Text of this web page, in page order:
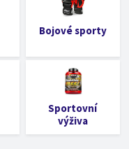
Bojové sporty
Sportovní
výživa